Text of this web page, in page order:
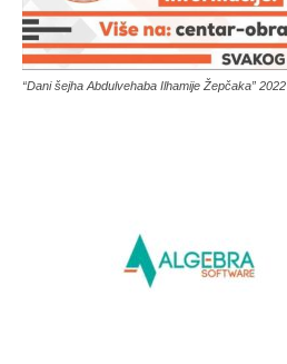
“Dani šejha Abdulvehaba Ilhamije Žepčaka” 2022